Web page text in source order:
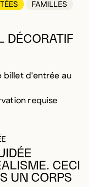
FAMILLES
DÉCORATIF
billet d'entrée au
requise
CECI
UN CORPS